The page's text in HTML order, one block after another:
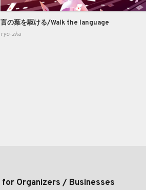
言の葉を駆ける/Walk the language
ryo-zka
for Organizers / Businesses